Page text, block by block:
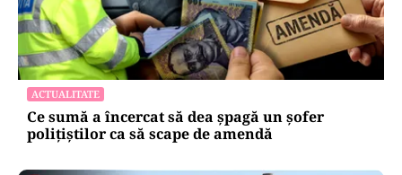
ACTUALITATE
Ce sumă a încercat să dea șpagă un șofer
polițiștilor ca să scape de amendă